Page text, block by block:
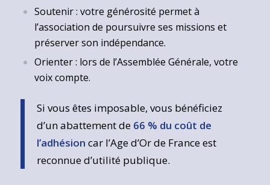
Soutenir : votre générosité permet à
l’association de poursuivre ses missions et
préserver son indépendance.
Orienter : lors de l’Assemblée Générale, votre
voix compte.
Si vous êtes imposable, vous bénéficiez
d’un abattement de 66 % du coût de
l’adhésion car l’Age d’Or de France est
reconnue d’utilité publique.